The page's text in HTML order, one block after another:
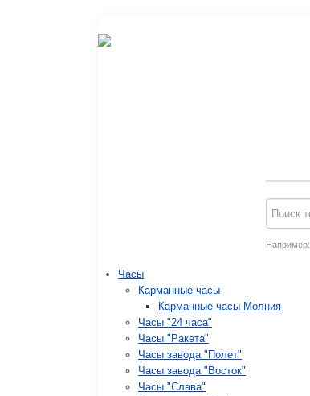
Например:
Часы
Карманные часы
Карманные часы Молния
Часы "24 часа"
Часы "Ракета"
Часы завода "Полет"
Часы завода "Восток"
Часы "Слава"